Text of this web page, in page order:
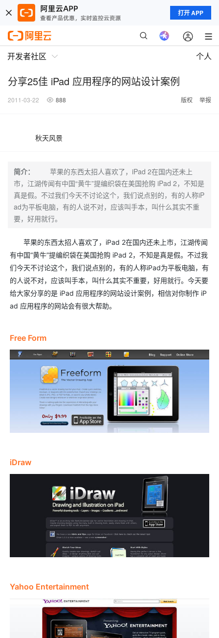
打开 APP
开发者社区 个人
分享25佳 iPad 应用程序的网站设计案例
2011-03-22 888 版权 举报
秋天风景
简介：
苹果的东西太招人喜欢了，iPad 2在国内还未上
市，江湖传闻有中国“黄牛”提编织袋在美国抢购 iPad 2，不知是
真是假。不过我们今天不讨论这个，我们说点别的，有的人称iP
ad为平板电脑，有的人说不对，应该叫手本，叫什么其实不重
要，好用就行。
苹果的东西太招人喜欢了，iPad 2在国内还未上市，江湖传闻
有中国“黄牛”提编织袋在美国抢购 iPad 2，不知是真是假。不过我
们今天不讨论这个，我们说点别的，有的人称iPad为平板电脑，有
的人说不对，应该叫手本，叫什么其实不重要，好用就行。今天要
给大家分享的是 iPad 应用程序的网站设计案例，相信对你制作 iP
ad 应用程序的网站会有很大帮助。
Free Form
iDraw
Yahoo Entertainment